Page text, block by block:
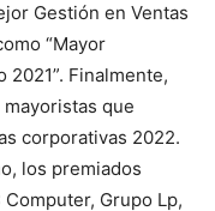
Gestión en Ventas
“Mayor
Finalmente,
que
corporativas 2022.
los premiados
Grupo Lp,